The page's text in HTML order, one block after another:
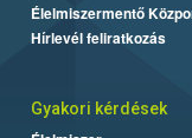
Élelmiszermentő
Hírlevél feliratkozás
Gyakori kérdések